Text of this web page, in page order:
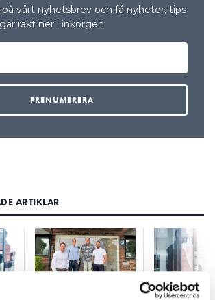
vårt nyhetsbrev och få nyheter, tips
rakt ner i inkorgen
ARTIKLAR